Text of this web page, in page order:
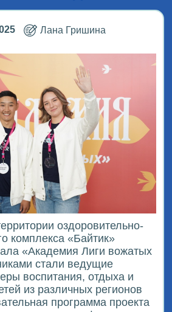
Лана Гришина
оздоровительно-
комплекса «Байтик»
«Академия Лиги вожатых
стали ведущие
воспитания, отдыха и
из различных регионов
программа проекта